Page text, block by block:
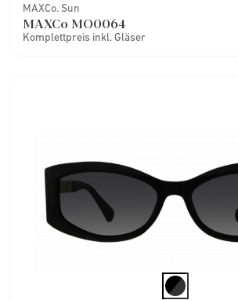
MAXCo. Sun
MAXCo MO0064
Komplettpreis inkl. Gläser